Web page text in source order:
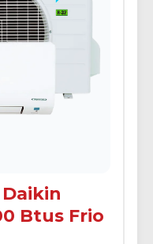
Btus Frio